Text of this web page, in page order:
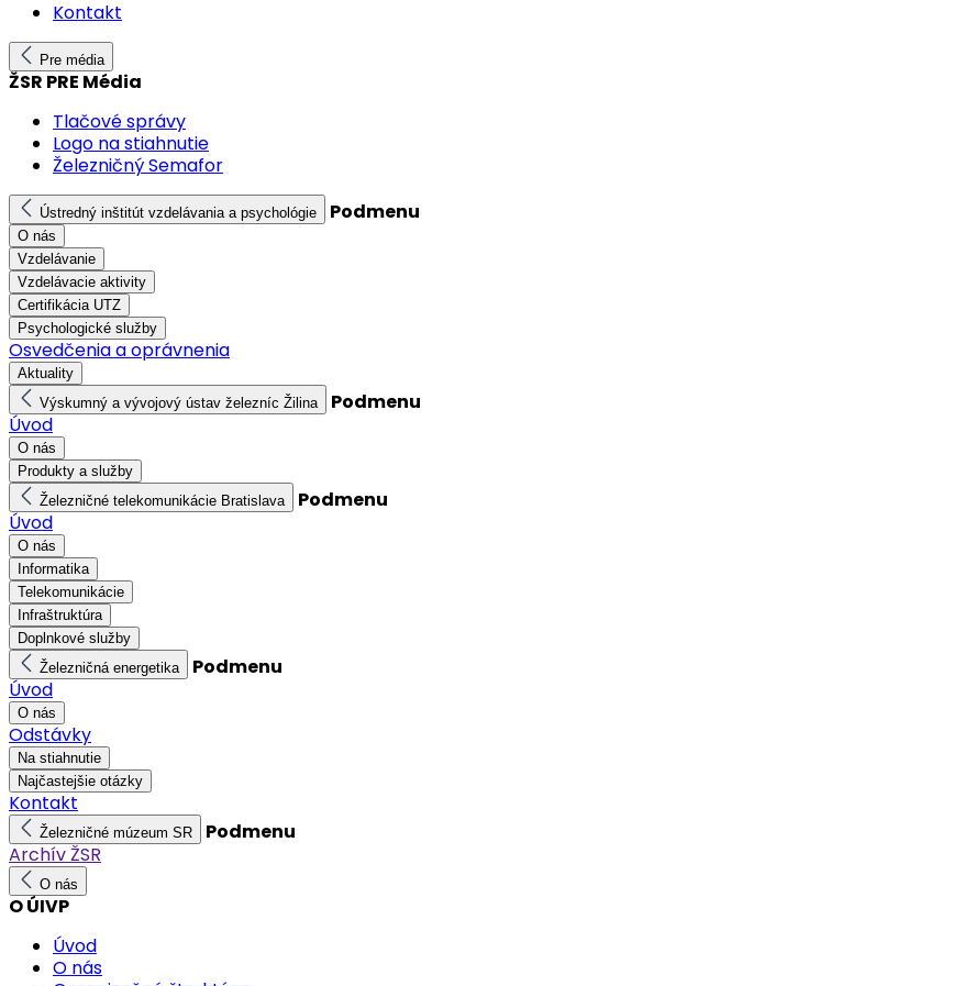
Kontakt
Pre média
ŽSR PRE Média
Tlačové správy
Logo na stiahnutie
Železničný Semafor
Ústredný inštitút vzdelávania a psychológie Podmenu
O nás
Vzdelávanie
Vzdelávacie aktivity
Certifikácia UTZ
Psychologické služby
Osvedčenia a oprávnenia
Aktuality
Výskumný a vývojový ústav železníc Žilina
Podmenu
Úvod
O nás
Produkty a služby
Železničné telekomunikácie Bratislava
Podmenu
Úvod
O nás
Informatika
Telekomunikácie
Infraštruktúra
Doplnkové služby
Železničná energetika
Podmenu
Úvod
O nás
Odstávky
Na stiahnutie
Najčastejšie otázky
Kontakt
Železničné múzeum SR
Podmenu
Archív ŽSR
O nás
O ÚIVP
Úvod
O nás